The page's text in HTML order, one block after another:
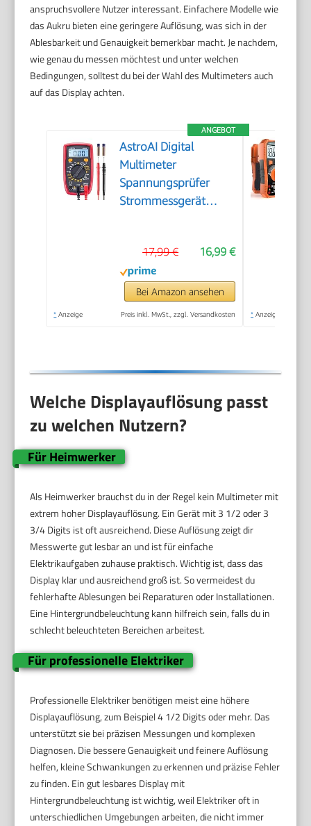
anspruchsvollere Nutzer interessant. Einfachere Modelle wie
das Aukru bieten eine geringere Auflösung, was sich in der
Ablesbarkeit und Genauigkeit bemerkbar macht. Je nachdem,
wie genau du messen möchtest und unter welchen
Bedingungen, solltest du bei der Wahl des Multimeters auch
auf das Display achten.
ANGEBOT
AstroAI Digital
Multimeter
Spannungsprüfer
Strommessgerät
16,99 €
17,99 €
Bei Amazon ansehen
* Anzeige Preis inkl. MwSt., zzgl. Versandkosten * Anzeige
Welche Displayauflösung passt
zu welchen Nutzern?
Für Heimwerker
Als Heimwerker brauchst du in der Regel kein Multimeter mit
extrem hoher Displayauflösung. Ein Gerät mit 3 1/2 oder 3
3/4 Digits ist oft ausreichend. Diese Auflösung zeigt dir
Messwerte gut lesbar an und ist für einfache
Elektrikaufgaben zuhause praktisch. Wichtig ist, dass das
Display klar und ausreichend groß ist. So vermeidest du
fehlerhafte Ablesungen bei Reparaturen oder Installationen.
Eine Hintergrundbeleuchtung kann hilfreich sein, falls du in
schlecht beleuchteten Bereichen arbeitest.
Für professionelle Elektriker
Professionelle Elektriker benötigen meist eine höhere
Displayauflösung, zum Beispiel 4 1/2 Digits oder mehr. Das
unterstützt sie bei präzisen Messungen und komplexen
Diagnosen. Die bessere Genauigkeit und feinere Auflösung
helfen, kleine Schwankungen zu erkennen und präzise Fehler
zu finden. Ein gut lesbares Display mit
Hintergrundbeleuchtung ist wichtig, weil Elektriker oft in
unterschiedlichen Umgebungen arbeiten, die nicht immer